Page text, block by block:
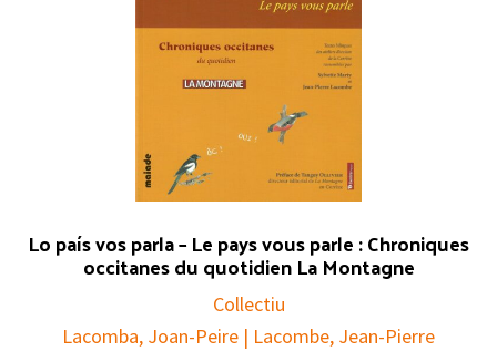
Lo país vos parla – Le pays vous parle : Chroniques
occitanes du quotidien La Montagne
Collectiu
Lacomba, Joan-Peire | Lacombe, Jean-Pierre